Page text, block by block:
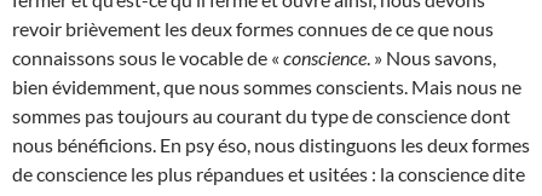
revoir brièvement les deux formes connues de ce que nous
connaissons sous le vocable de « conscience . » Nous savons,
bien évidemment, que nous sommes conscients. Mais nous ne
sommes pas toujours au courant du type de conscience dont
nous bénéficions. En psy éso, nous distinguons les deux formes
de conscience les plus répandues et usitées : la conscience dite